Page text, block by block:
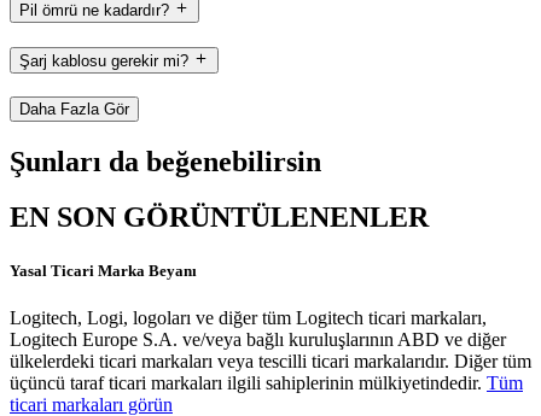
Pil ömrü ne kadardır?
Şarj kablosu gerekir mi?
Daha Fazla Gör
Şunları da beğenebilirsin
EN SON GÖRÜNTÜLENENLER
Yasal Ticari Marka Beyanı
Logitech, Logi, logoları ve diğer tüm Logitech ticari markaları,
Logitech Europe S.A. ve/veya bağlı kuruluşlarının ABD ve diğer
ülkelerdeki ticari markaları veya tescilli ticari markalarıdır. Diğer tüm
üçüncü taraf ticari markaları ilgili sahiplerinin mülkiyetindedir. Tüm
ticari markaları görün